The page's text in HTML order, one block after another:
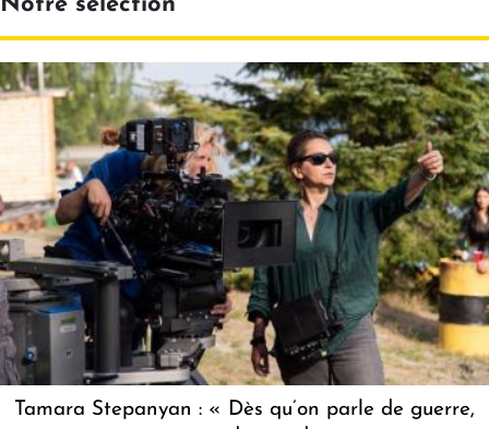
Tamara Stepanyan : « Dès qu’on parle de guerre,